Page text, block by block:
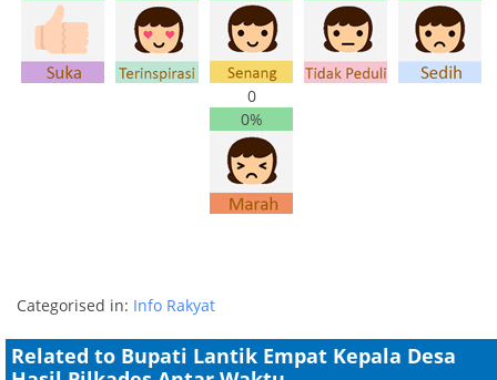
0
0%
Categorised in: Info Rakyat
Related to Bupati Lantik Empat Kepala Desa